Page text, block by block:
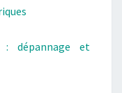
: dépannage et